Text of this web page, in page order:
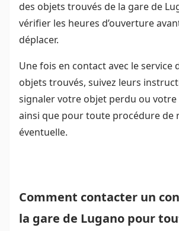
des objets trouvés de la gare de
vérifier les heures d’ouverture
déplacer.
Une fois en contact avec le service
objets trouvés, suivez leurs
signaler votre objet perdu ou votre
ainsi que pour toute procédure de
éventuelle.
Comment contacter un
la gare de Lugano pour